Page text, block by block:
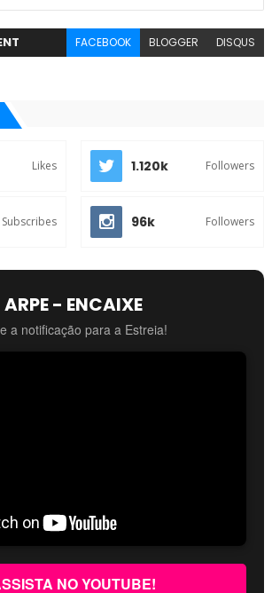
FACEBOOK BLOGGER DISQUS
Likes 1.120k Followers
Subscribes 96k Followers
ARPE - ENCAIXE
a notificação para a Estreia!
NO YOUTUBE!